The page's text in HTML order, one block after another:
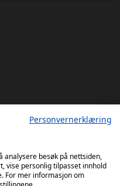
Personvernerklæring
analysere besøk på nettsiden,
vise personlig tilpasset innhold
For mer informasjon om